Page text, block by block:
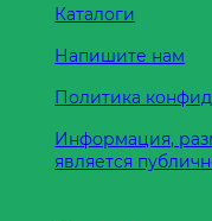
Каталоги
Напишите нам
Политика
Информация,
является